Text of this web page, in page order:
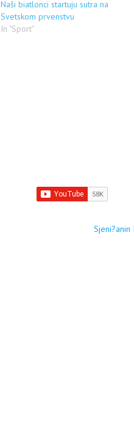
Naši biatlonci startuju sutra na
Svetskom prvenstvu
In "Sport"